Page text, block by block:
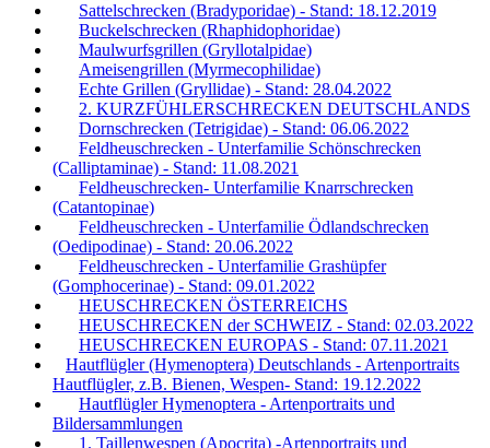
Sattelschrecken (Bradyporidae) - Stand: 18.12.2019
Buckelschrecken (Rhaphidophoridae)
Maulwurfsgrillen (Gryllotalpidae)
Ameisengrillen (Myrmecophilidae)
Echte Grillen (Gryllidae) - Stand: 28.04.2022
2. KURZFÜHLERSCHRECKEN DEUTSCHLANDS
Dornschrecken (Tetrigidae) - Stand: 06.06.2022
Feldheuschrecken - Unterfamilie Schönschrecken
(Calliptaminae) - Stand: 11.08.2021
Feldheuschrecken- Unterfamilie Knarrschrecken
(Catantopinae)
Feldheuschrecken - Unterfamilie Ödlandschrecken
(Oedipodinae) - Stand: 20.06.2022
Feldheuschrecken - Unterfamilie Grashüpfer
(Gomphocerinae) - Stand: 09.01.2022
HEUSCHRECKEN ÖSTERREICHS
HEUSCHRECKEN der SCHWEIZ - Stand: 02.03.2022
HEUSCHRECKEN EUROPAS - Stand: 07.11.2021
Hautflügler (Hymenoptera) Deutschlands - Artenportraits
Hautflügler, z.B. Bienen, Wespen- Stand: 19.12.2022
Hautflügler Hymenoptera - Artenportraits und
Bildersammlungen
1. Taillenwespen (Apocrita) -Artenportraits und